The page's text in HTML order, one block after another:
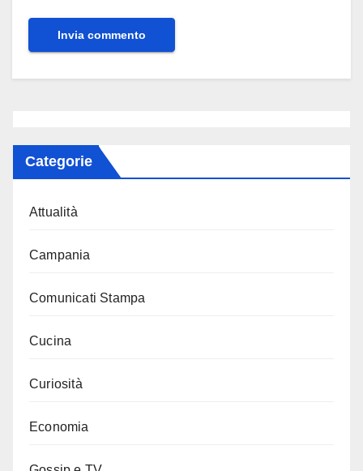
Categorie
Attualità
Campania
Comunicati Stampa
Cucina
Curiosità
Economia